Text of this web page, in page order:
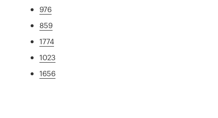
976
859
1774
1023
1656